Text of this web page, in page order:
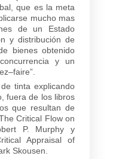
que es la meta
mucho mas
de un Estado
y distribución de
bienes obtenido
y un
–faire”.
tinta explicando
fuera de los libros
que resultan de
Critical Flow on
P. Murphy y
Appraisal of
Skousen.